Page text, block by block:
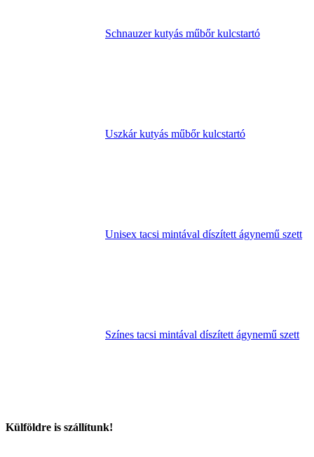
Schnauzer kutyás műbőr kulcstartó
Uszkár kutyás műbőr kulcstartó
Unisex tacsi mintával díszített ágynemű szett
Színes tacsi mintával díszített ágynemű szett
Külföldre is szállítunk!